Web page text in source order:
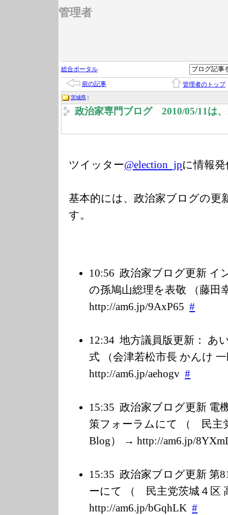
管理者
総合ポータル
前の記事 管理者のトップ
茨城県 |
政治家専門ブログ 2010/05/11は
ツイッター@election_jpに情報
基本的には、政治家ブログの更
す。
10:56 政治家ブログ更新 イ
の孫鳩山総理を表敬 （藤
http://am6.jp/9AxP65 #
12:34 地方議員版更新： あ
式 （会津若松市長 かんけ
http://am6.jp/aehogv #
15:35 政治家ブログ更新 電
策フォーラムにて （ 民主
Blog） → http://am6.jp/8
15:35 政治家ブログ更新 第
ーにて （ 民主党茨城４区
http://am6.jp/bGqhLK #